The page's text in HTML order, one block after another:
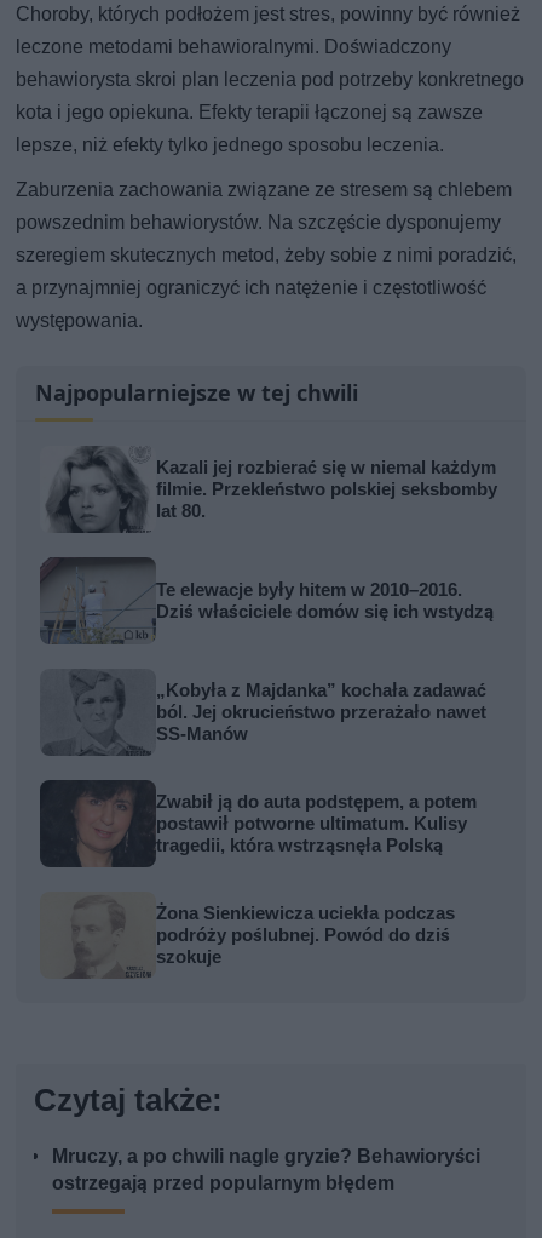
Choroby, których podłożem jest stres, powinny być również
leczone metodami behawioralnymi. Doświadczony
behawiorysta skroi plan leczenia pod potrzeby konkretnego
kota i jego opiekuna. Efekty terapii łączonej są zawsze
lepsze, niż efekty tylko jednego sposobu leczenia.
Zaburzenia zachowania związane ze stresem są chlebem
powszednim behawiorystów. Na szczęście dysponujemy
szeregiem skutecznych metod, żeby sobie z nimi poradzić,
a przynajmniej ograniczyć ich natężenie i częstotliwość
występowania.
Najpopularniejsze w tej chwili
Kazali jej rozbierać się w niemal każdym
filmie. Przekleństwo polskiej seksbomby
lat 80.
Te elewacje były hitem w 2010–2016.
Dziś właściciele domów się ich wstydzą
„Kobyła z Majdanka” kochała zadawać
ból. Jej okrucieństwo przerażało nawet
SS-Manów
Zwabił ją do auta podstępem, a potem
postawił potworne ultimatum. Kulisy
tragedii, która wstrząsnęła Polską
Żona Sienkiewicza uciekła podczas
podróży poślubnej. Powód do dziś
szokuje
Czytaj także:
Mruczy, a po chwili nagle gryzie? Behawioryści
ostrzegają przed popularnym błędem